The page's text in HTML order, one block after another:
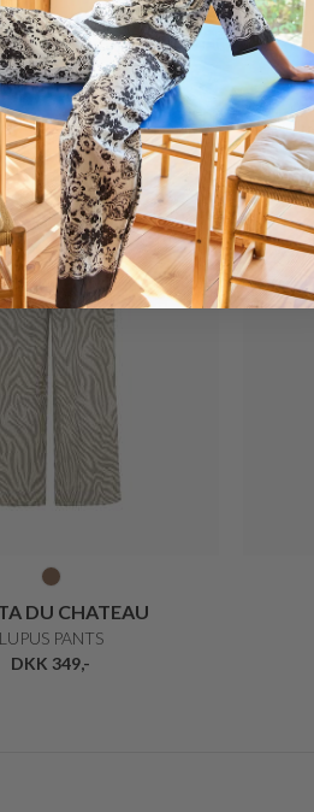
DU CHATEAU
LUPUS PANTS
DKK 349,-
Nyhed